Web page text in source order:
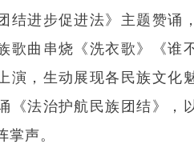
结进步促进法》主题赞诵
歌曲串烧《洗衣歌》《谁
演，生动展现各民族文化
《法治护航民族团结》，
掌声。